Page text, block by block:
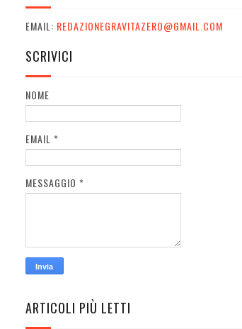
EMAIL: REDAZIONEGRAVITAZERO@GMAIL.COM
SCRIVICI
NOME
EMAIL *
MESSAGGIO *
ARTICOLI PIÙ LETTI